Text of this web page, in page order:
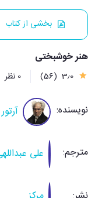
بخشی از کتاب
هنر خوشبختی
3٫0 (56) 0 نظر
نویسنده:
مترجم: علی